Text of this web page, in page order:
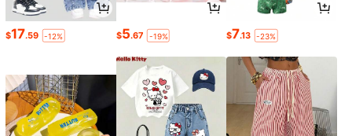
$17.59 -12% $5.67 -19% $7.13 -23%